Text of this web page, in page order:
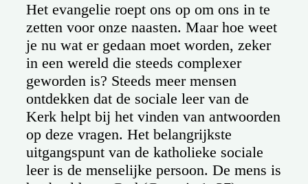
Het evangelie roept ons op om ons in te
zetten voor onze naasten. Maar hoe weet
je nu wat er gedaan moet worden, zeker
in een wereld die steeds complexer
geworden is? Steeds meer mensen
ontdekken dat de sociale leer van de
Kerk helpt bij het vinden van antwoorden
op deze vragen. Het belangrijkste
uitgangspunt van de katholieke sociale
leer is de menselijke persoon. De mens is